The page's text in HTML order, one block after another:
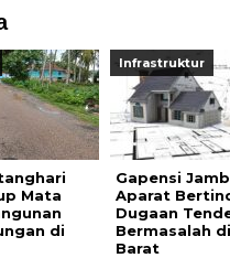
Mata
di
Infrastruktur
Gapensi
Aparat
Dugaan
Bermasalah
Barat